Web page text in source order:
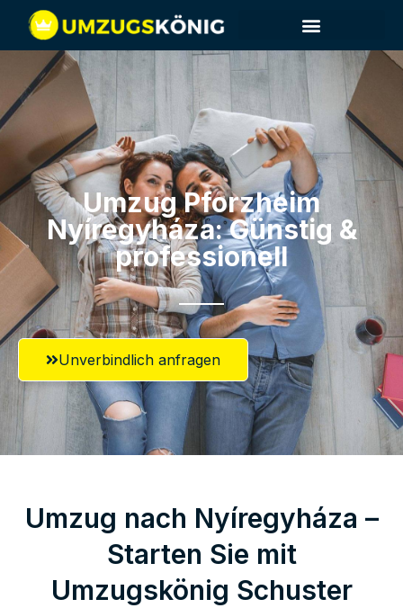
Umzug Pforzheim​
Nyíregyháza: Günstig &
professionell​
Unverbindlich anfragen
Umzug nach Nyíregyháza –
Starten Sie mit
Umzugskönig Schuster